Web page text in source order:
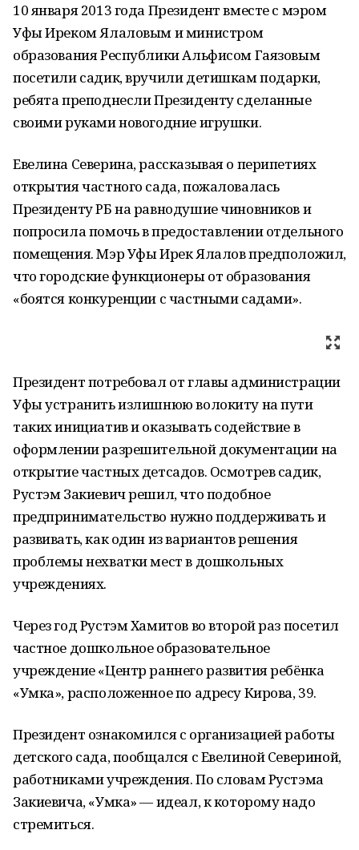
10 января 2013 года Президент вместе с мэром
Уфы Иреком Ялаловым и министром
образования Республики Альфисом Гаязовым
посетили садик, вручили детишкам подарки,
ребята преподнесли Президенту сделанные
своими руками новогодние игрушки.
Евелина Северина, рассказывая о перипетиях
открытия частного сада, пожаловалась
Президенту РБ на равнодушие чиновников и
попросила помочь в предоставлении отдельного
помещения. Мэр Уфы Ирек Ялалов предположил,
что городские функционеры от образования
«боятся конкуренции с частными садами».
Президент потребовал от главы администрации
Уфы устранить излишнюю волокиту на пути
таких инициатив и оказывать содействие в
оформлении разрешительной документации на
открытие частных детсадов. Осмотрев садик,
Рустэм Закиевич решил, что подобное
предпринимательство нужно поддерживать и
развивать, как один из вариантов решения
проблемы нехватки мест в дошкольных
учреждениях.
Через год Рустэм Хамитов во второй раз посетил
частное дошкольное образовательное
учреждение «Центр раннего развития ребёнка
«Умка», расположенное по адресу Кирова, 39.
Президент ознакомился с организацией работы
детского сада, пообщался с Евелиной Севериной,
работниками учреждения. По словам Рустэма
Закиевича, «Умка» — идеал, к которому надо
стремиться.